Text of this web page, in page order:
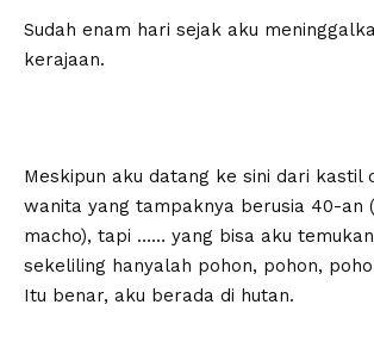
Sudah enam hari sejak aku
kerajaan.
Meskipun aku datang ke sini dari kastil
wanita yang tampaknya berusia 40-an
macho), tapi …… yang bisa aku
sekeliling hanyalah pohon, pohon,
Itu benar, aku berada di hutan.